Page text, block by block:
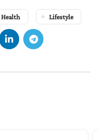
Health Lifestyle